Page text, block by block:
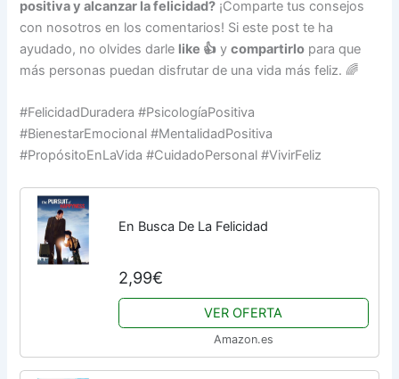
positiva y alcanzar la felicidad? ¡Comparte tus consejos
con nosotros en los comentarios! Si este post te ha
ayudado, no olvides darle like 👍 ycompartirlo para que
más personas puedan disfrutar de una vida más feliz. 🌈
#FelicidadDuradera #PsicologíaPositiva
#BienestarEmocional #MentalidadPositiva
#PropósitoEnLaVida #CuidadoPersonal #VivirFeliz
En Busca De La Felicidad
2,99€
VER OFERTA
Amazon.es